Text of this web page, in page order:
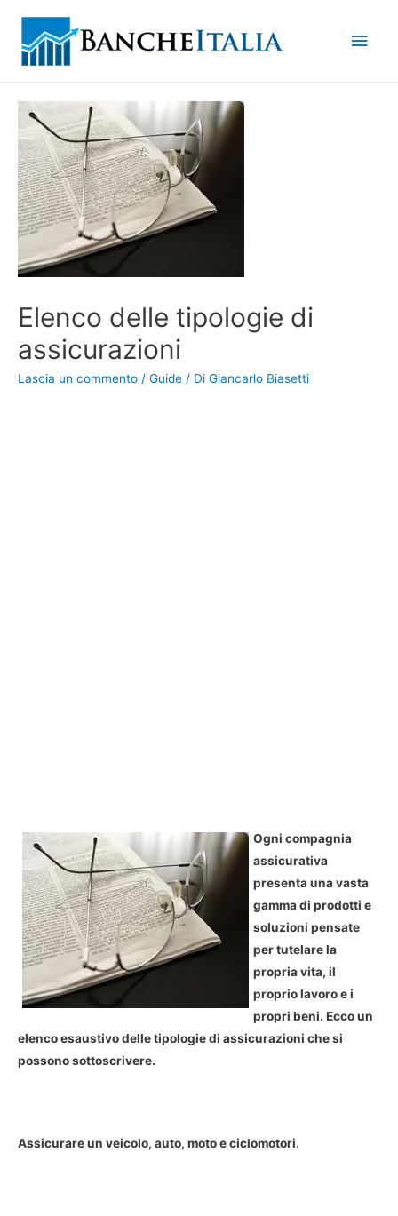
Elenco delle tipologie di
assicurazioni
Lascia un commento / Guide / Di Giancarlo Biasetti
Ogni compagnia
assicurativa
presenta una vasta
gamma di prodotti e
soluzioni pensate
per tutelare la
propria vita, il
proprio lavoro e i
propri beni. Ecco un
elenco esaustivo delle tipologie di assicurazioni che si
possono sottoscrivere.
Assicurare un veicolo, auto, moto e ciclomotori.